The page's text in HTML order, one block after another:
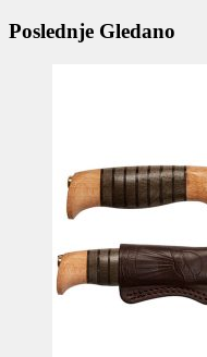
Poslednje Gledano